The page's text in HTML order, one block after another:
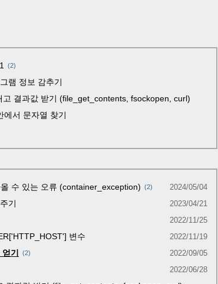
(2)
램 정보 감추기
결과값 받기 (file_get_contents, fsockopen, curl)
에서 문자열 찾기
수 있는 오류 (container_exception) 2 2024/05/04
기 2023/04/21
2022/11/25
변수 2022/11/19
기 2 2022/09/05
2022/06/28